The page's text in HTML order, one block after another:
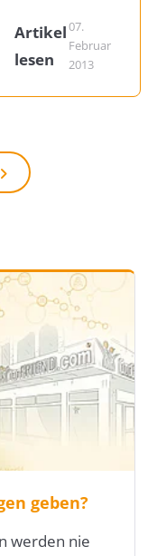
Artikel
lesen
07.
Februar
2013
geben?
werden nie